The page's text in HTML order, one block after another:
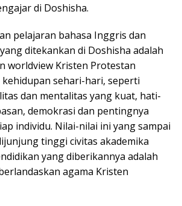
di Doshisha.
pelajaran bahasa Inggris dan
ditekankan di Doshisha adalah
worldview Kristen Protestan
sehari-hari, seperti
dan mentalitas yang kuat, hati-
demokrasi dan pentingnya
individu. Nilai-nilai ini yang sampai
tinggi civitas akademika
yang diberikannya adalah
agama Kristen